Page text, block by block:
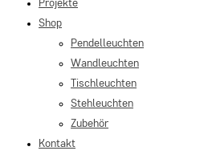
Projekte
Shop
Pendelleuchten
Wandleuchten
Tischleuchten
Stehleuchten
Zubehör
Kontakt